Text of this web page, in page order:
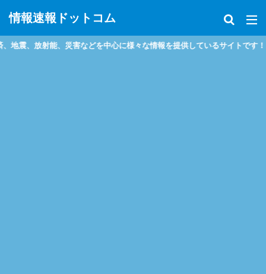
情報速報ドットコム
などを中心に様々な情報を提供しているサイトです！